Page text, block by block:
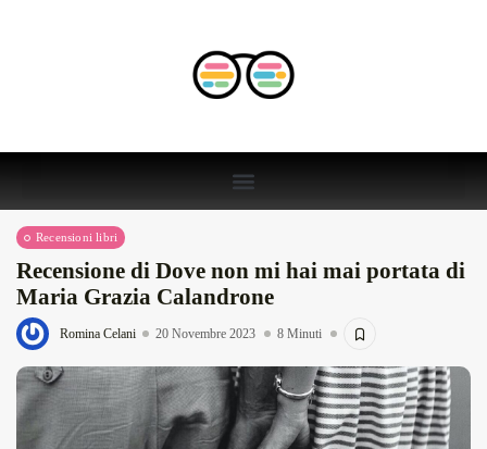
Recensioni libri
Recensione di Dove non mi hai mai portata di
Maria Grazia Calandrone
Romina Celani 20 Novembre 2023 8 Minuti